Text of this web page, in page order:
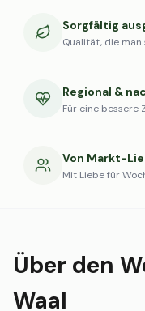
Sorgfältig
Qualität, die
Regional &
Für eine bessere
Von Markt-
Mit Liebe für
Über den
Waal